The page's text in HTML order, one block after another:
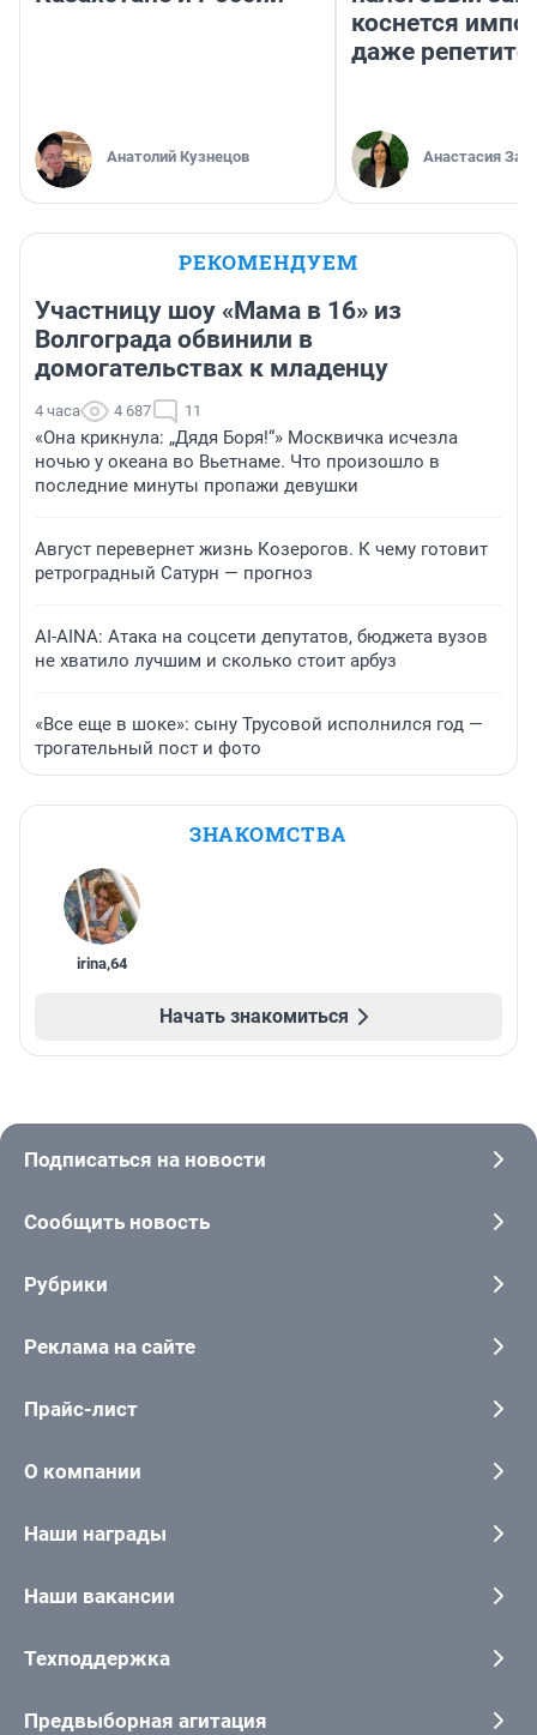
Анатолий Кузнецов
коснется
даже
Анастасия
РЕКОМЕНДУЕМ
Участницу шоу «Мама в 16» из
Волгограда обвинили в
домогательствах к младенцу
4 часа 4 687 11
«Она крикнула: „Дядя Боря!“» Москвичка исчезла
ночью у океана во Вьетнаме. Что произошло в
последние минуты пропажи девушки
Август перевернет жизнь Козерогов. К чему готовит
ретроградный Сатурн — прогноз
AI-AINA: Атака на соцсети депутатов, бюджета вузов
не хватило лучшим и сколько стоит арбуз
«Все еще в шоке»: сыну Трусовой исполнился год —
трогательный пост и фото
ЗНАКОМСТВА
irina,64
Начать знакомиться
Подписаться на новости
Сообщить новость
Рубрики
Реклама на сайте
Прайс-лист
О компании
Наши награды
Наши вакансии
Техподдержка
Предвыборная агитация